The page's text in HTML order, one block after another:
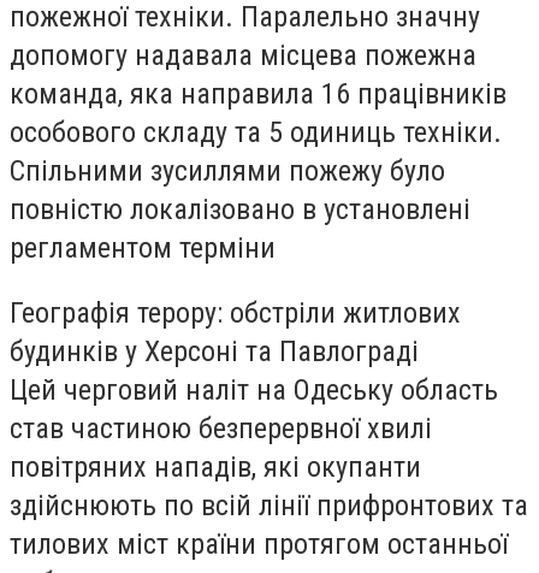
пожежної техніки. Паралельно значну
допомогу надавала місцева пожежна
команда, яка направила 16 працівників
особового складу та 5 одиниць техніки.
Спільними зусиллями пожежу було
повністю локалізовано в установлені
регламентом терміни
Географія терору: обстріли житлових
будинків у Херсоні та Павлограді
Цей черговий наліт на Одеську область
став частиною безперервної хвилі
повітряних нападів, які окупанти
здійснюють по всій лінії прифронтових та
тилових міст країни протягом останньої